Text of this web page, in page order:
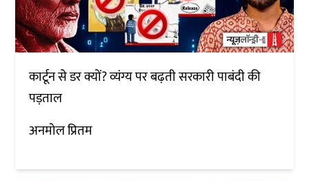
कार्टून से डर क्यों? व्यंग्य पर बढ़ती सरकारी पाबंदी की
पड़ताल
अनमोल प्रितम